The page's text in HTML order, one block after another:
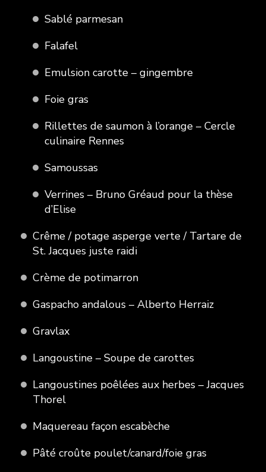
Sablé parmesan
Falafel
Emulsion carotte – gingembre
Foie gras
Rillettes de saumon à l’orange – Cercle
culinaire Rennes
Samoussas
Verrines – Bruno Gréaud pour la thèse
d’Elise
Crême / potage asperge verte / Tartare de
St. Jacques juste raidi
Crème de potimarron
Gaspacho andalous – Alberto Herraiz
Gravlax
Langoustine – Soupe de carottes
Langoustines poêlées aux herbes – Jacques
Thorel
Maquereau façon escabèche
Pâté croûte poulet/canard/foie gras